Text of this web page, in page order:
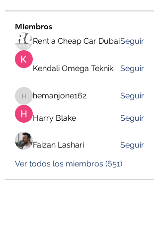
Miembros
Rent a Cheap Car DubaiSeguir
Kendali Omega Teknik Seguir
hemanjone162
hemanjone162 Seguir
Harry Blake Seguir
Faizan Lashari
Seguir
Ver todos los miembros (651)